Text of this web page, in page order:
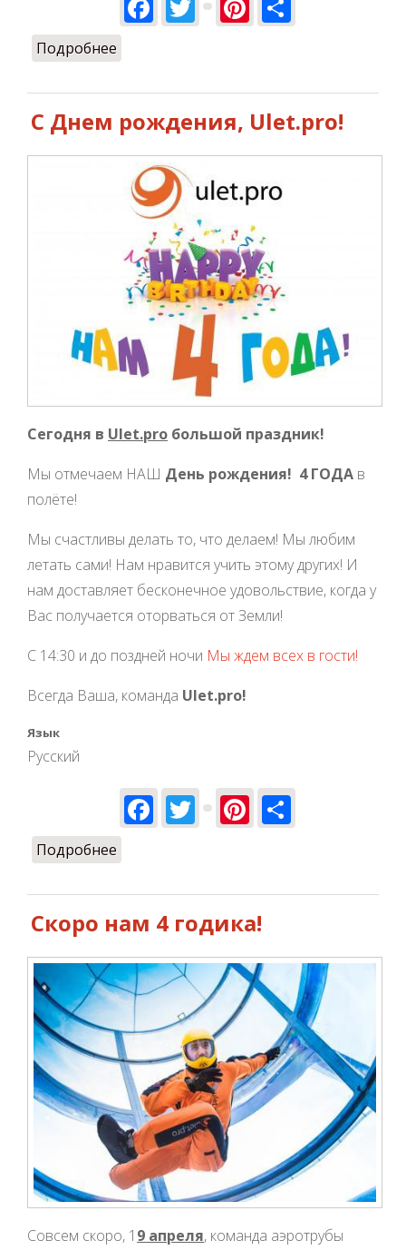
Подробнее
С Днем рождения, Ulet.pro!
Сегодня в Ulet.pro большой праздник!
Мы отмечаем НАШ День рождения! 4 ГОДА в
полёте!
Мы счастливы делать то, что делаем! Мы любим
летать сами! Нам нравится учить этому других! И
нам доставляет бесконечное удовольствие, когда у
Вас получается оторваться от Земли!
С 14:30 и до поздней ночи Мы ждем всех в гости!
Всегда Ваша, команда Ulet.pro!
Язык
Русский
Facebook
TwitterPinterest
Подробнее
Скоро нам 4 годика!
Совсем скоро, 1 9 апреля, команда аэротрубы